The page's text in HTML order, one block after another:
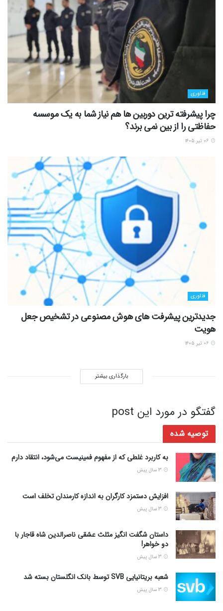
فناوری
چرا پیشرفته ترین دوربین ها هم نیاز شما به یک موسسه
حفاظتی را از بین نمی برند؟
فناوری
جدیدترین پیشرفت های هوش مصنوعی در تشخیص جعل
هویت
بارگذاری بیشتر
گفتگو در مورد این post
توصیه شده
به کاربرد غلطی که از مفهوم فمینیست می‌شود، انتقاد دارم
افزایش دستمزد کارگران به اندازه کارمندان تخلف است
داستان شگفت انگیز مثلث عشقی ناصرالدین شاه قاجار با
دو خواهر!
شعبه بریتانیایی SVB توسط بانک انگلستان بسته شد